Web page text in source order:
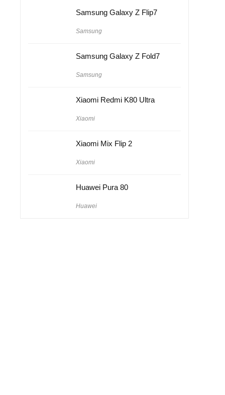
Samsung Galaxy Z Flip7
Samsung
Samsung Galaxy Z Fold7
Samsung
Xiaomi Redmi K80 Ultra
Xiaomi
Xiaomi Mix Flip 2
Xiaomi
Huawei Pura 80
Huawei